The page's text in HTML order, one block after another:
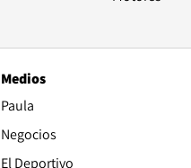
Medios
Paula
Negocios
El Deportivo